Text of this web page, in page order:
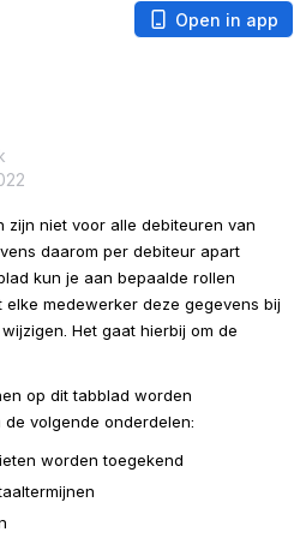
Open in app
zijn niet voor alle debiteuren van
daarom per debiteur apart
kun je aan bepaalde rollen
medewerker deze gegevens bij
Het gaat hierbij om de
op dit tabblad worden
volgende onderdelen:
worden toegekend